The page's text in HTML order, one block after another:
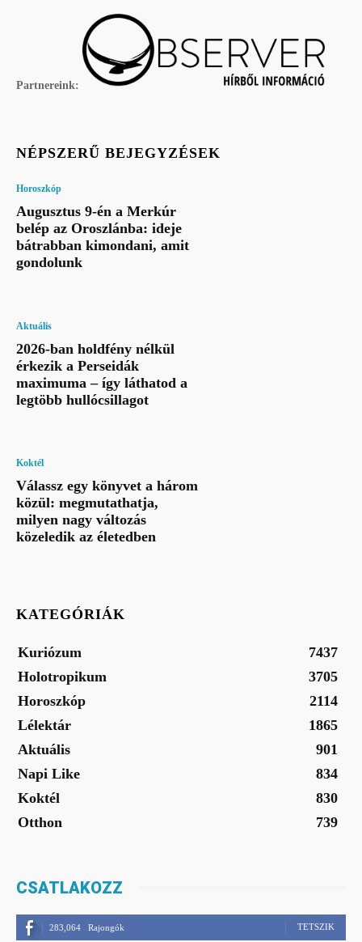
Partnereink:
NÉPSZERŰ BEJEGYZÉSEK
Horoszkóp
Augusztus 9-én a Merkúr
belép az Oroszlánba: ideje
bátrabban kimondani, amit
gondolunk
Aktuális
2026-ban holdfény nélkül
érkezik a Perseidák
maximuma – így láthatod a
legtöbb hullócsillagot
Koktél
Válassz egy könyvet a három
közül: megmutathatja,
milyen nagy változás
közeledik az életedben
KATEGÓRIÁK
Kuriózum
7437
Holotropikum
3705
Horoszkóp
2114
Lélektár
1865
Aktuális
901
Napi Like
834
Koktél
830
Otthon
739
CSATLAKOZZ
283,064 Rajongók TETSZIK